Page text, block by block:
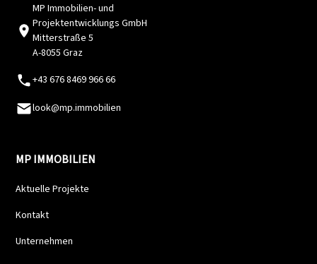
MP Immobilien- und
Projektentwicklungs GmbH
Mitterstraße 5
A-8055 Graz
+43 676 8469 966 66
look@mp.immobilien
MP IMMOBILIEN
Aktuelle Projekte
Kontakt
Unternehmen